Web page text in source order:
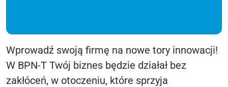
Wprowadź swoją firmę na nowe tory innowacji!
W BPN-T Twój biznes będzie działał bez
zakłóceń, w otoczeniu, które sprzyja